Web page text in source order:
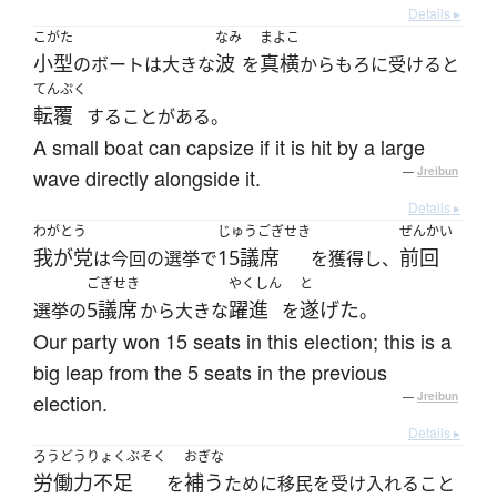
Details ▸
こがた
小型のボートは大きな
なみ
波 を
まよこ
真横からもろに受けると
てんぷく
転覆 することがある。
A small boat can capsize if it is hit by a large
wave directly alongside it.
— Jreibun
Details ▸
わがとう
我が党は今回の選挙で
じゅうごぎせき
15議席 を獲得し、
ぜんかい
前回
選挙の
ごぎせき
5議席から大きな
やくしん
躍進 を
と
遂げた。
Our party won 15 seats in this election; this is a
big leap from the 5 seats in the previous
election.
— Jreibun
Details ▸
ろうどうりょくぶそく
労働力不足 を
おぎな
補うために移民を受け入れること